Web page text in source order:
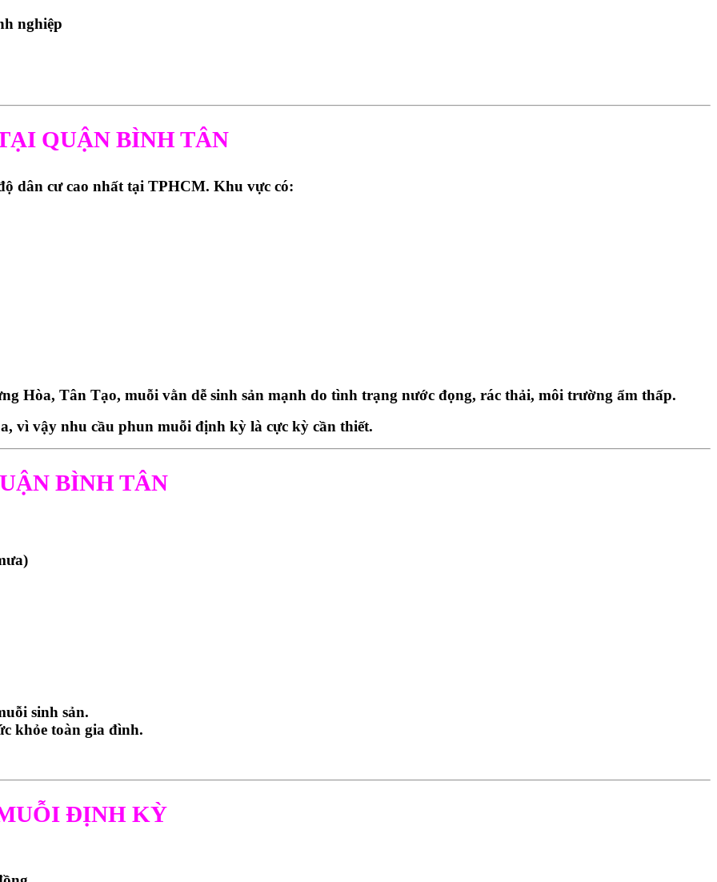
nghiệp
QUẬN BÌNH TÂN
dân cư cao nhất tại TPHCM. Khu vực có:
Hòa, Tân Tạo, muỗi vằn dễ sinh sản mạnh do tình trạng nước đọng, rác thải, môi trường ẩm thấp.
, vì vậy nhu cầu phun muỗi định kỳ là cực kỳ cần thiết.
BÌNH TÂN
sinh sản.
khỏe toàn gia đình.
ĐỊNH KỲ